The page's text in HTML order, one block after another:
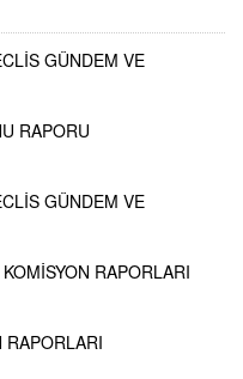
GÜNDEM VE
RAPORU
GÜNDEM VE
RAPORLARI
RAPORLARI